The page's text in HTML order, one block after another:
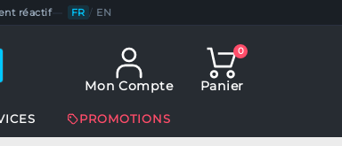
réactif— FR / EN
Mon Compte
0
Panier
PROMOTIONS